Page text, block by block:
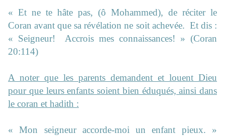
« Et ne te hâte pas, (ô Mohammed), de réciter le
Coran avant que sa révélation ne soit achevée. Et dis :
« Seigneur! Accrois mes connaissances! » (Coran
20:114)
A noter que les parents demandent et louent Dieu
pour que leurs enfants soient bien éduqués, ainsi dans
le coran et hadith :
« Mon seigneur accorde-moi un enfant pieux. »